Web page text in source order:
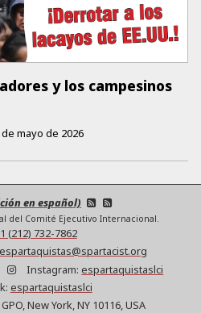
y los campesinos
de mayo de 2026
en español)
del Comité Ejecutivo Internacional.
(212) 732-7862
espartaquistas@spartacist.org
Instagram: espartaquistaslci
espartaquistaslci
New York, NY 10116, USA